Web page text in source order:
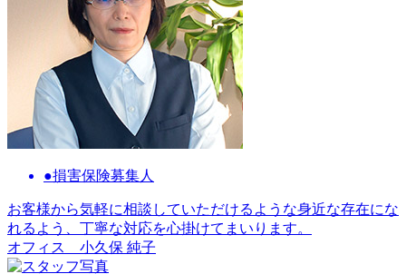
●損害保険募集人
お客様から気軽に相談していただけるような身近な存在にな
れるよう、丁寧な対応を心掛けてまいります。
オフィス
小久保 純子